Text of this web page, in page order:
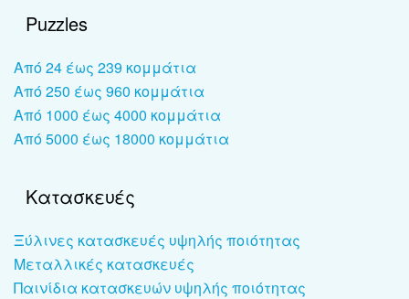
Puzzles
Από 24 έως 239 κομμάτια
Από 250 έως 960 κομμάτια
Από 1000 έως 4000 κομμάτια
Από 5000 έως 18000 κομμάτια
Κατασκευές
Ξύλινες κατασκευές υψηλής ποιότητας
Μεταλλικές κατασκευές
Παινίδια κατασκευών υψηλής ποιότητας